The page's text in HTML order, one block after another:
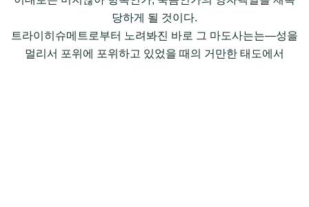
당하게 될 것이다.
트라이히슈메트로부터 노려봐진 바로 그 마도사는는—성을
멀리서 포위에 포위하고 있었을 때의 거만한 태도에서